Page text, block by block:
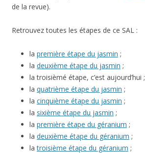
de la revue).
Retrouvez toutes les étapes de ce SAL :
la première étape du jasmin ;
la deuxième étape du jasmin ;
la troisièmé étape, c’est aujourd’hui ;
la quatrième étape du jasmin ;
la cinquième étape du jasmin ;
la sixième étape du jasmin ;
la première étape du géranium ;
la deuxième étape du géranium ;
latroisième étape du géranium ;